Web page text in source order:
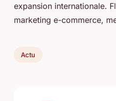
expansion internationale.
marketing e-commerce,
Actu